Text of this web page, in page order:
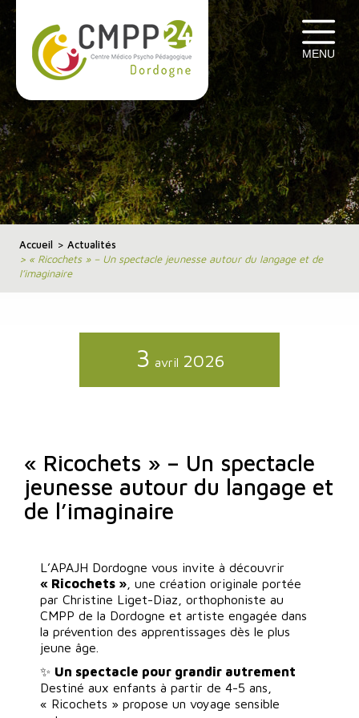
MENU
Accueil > Actualités
> « Ricochets » – Un spectacle jeunesse autour du langage et de
l’imaginaire
3 avril 2026
« Ricochets » – Un spectacle
jeunesse autour du langage et
de l’imaginaire
L’APAJH Dordogne vous invite à découvrir
« Ricochets » , une création originale portée
par Christine Liget-Diaz, orthophoniste au
CMPP de la Dordogne et artiste engagée dans
la prévention des apprentissages dès le plus
jeune âge.
✨ Un spectacle pour grandir autrement
Destiné aux enfants à partir de 4-5 ans,
« Ricochets » propose un voyage sensible
Cookies management panel